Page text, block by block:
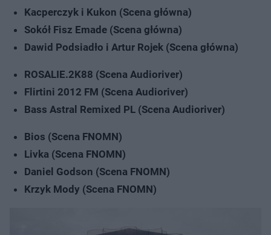
Kacperczyk i Kukon (Scena główna)
Sokół Fisz Emade (Scena główna)
Dawid Podsiadło i Artur Rojek (Scena główna)
ROSALIE.2K88 (Scena Audioriver)
Flirtini 2012 FM (Scena Audioriver)
Bass Astral Remixed PL (Scena Audioriver)
Bios (Scena FNOMN)
Livka (Scena FNOMN)
Daniel Godson (Scena FNOMN)
Krzyk Mody (Scena FNOMN)